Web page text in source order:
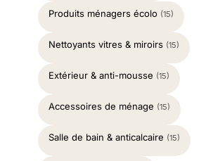
Produits ménagers écolo (15)
Nettoyants vitres & miroirs (15)
Extérieur & anti-mousse (15)
Accessoires de ménage (15)
Salle de bain & anticalcaire (15)